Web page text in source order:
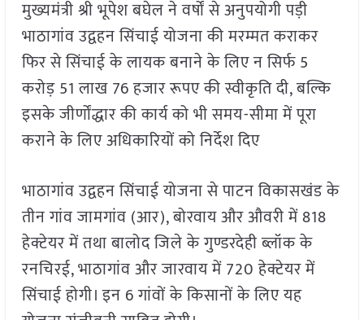
मुख्यमंत्री श्री भूपेश बघेल ने वर्षों से अनुपयोगी पड़ी
भाठागांव उद्वहन सिंचाई योजना की मरम्मत कराकर
फिर से सिंचाई के लायक बनाने के लिए न सिर्फ5
करोड़51लाख76हजार रूपए की स्वीकृति दी,बल्कि
इसके जीर्णोंद्धार की कार्य को भी समय-सीमा में पूरा
कराने के लिए अधिकारियों को निर्देश दिए
भाठागांव उद्वहन सिंचाई योजना से पाटन विकासखंड के
तीन गांव जामगांव (आर),बोरवाय और औवरी में818
हेक्टेयर में तथा बालोद जिले के गुण्डरदेही ब्लॉक के
रनचिरई,भाठागांव और जारवाय में720हेक्टेयर में
सिंचाई होगी। इन 6गांवों के किसानों के लिए यह